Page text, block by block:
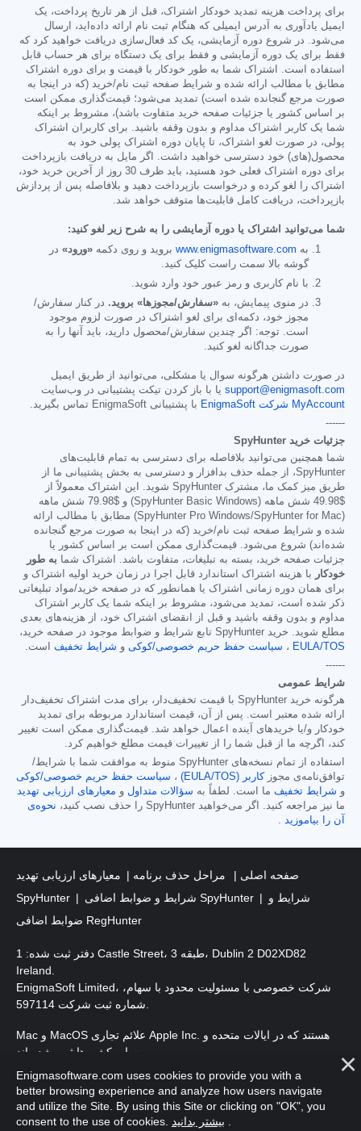
برای پرداخت هزینه تمدید خودکار اشتراک، قبل از هر تاریخ پرداخت، یک
ایمیل یادآوری به آدرس ایمیلی که هنگام ثبت نام ارائه داده‌اید، ارسال
می‌شود. در شروع دوره آزمایشی، یک کد فعال‌سازی دریافت خواهید کرد که
فقط برای یک دوره آزمایشی و فقط برای یک دستگاه برای هر حساب قابل
استفاده است. اشتراک شما به طور خودکار با قیمت و برای دوره اشتراک
مطابق با مطالب ارائه شده و شرایط صفحه ثبت نام/خرید (که در اینجا به
صورت مرجع گنجانده شده است) تمدید می‌شود؛ قیمت‌گذاری ممکن است
بر اساس کشور یا جزئیات صفحه خرید متفاوت باشد)، مشروط بر اینکه
شما یک کاربر اشتراک مداوم و بدون وقفه باشید. برای کاربران اشتراک
پولی، در صورت لغو اشتراک، تا پایان دوره اشتراک پولی خود به
محصول(های) خود دسترسی خواهید داشت. اگر مایل به دریافت بازپرداخت
برای دوره اشتراک فعلی خود هستید، باید ظرف 30 روز از آخرین خرید خود،
اشتراک را لغو کرده و درخواست بازپرداخت دهید و بلافاصله پس از پردازش
بازپرداخت، دریافت کامل قابلیت‌ها متوقف خواهد شد.
شما می‌توانید اشتراک یا دوره آزمایشی را به شرح زیر لغو کنید:
به www.enigmasoftware.com بروید و روی دکمه «ورود» در
گوشه بالا سمت راست کلیک کنید.
با نام کاربری و رمز عبور خود وارد شوید.
در منوی پیمایش، به «سفارش/مجوزها» بروید. در کنار سفارش/
مجوز خود، دکمه‌ای برای لغو اشتراک در صورت لزوم موجود
است. توجه: اگر چندین سفارش/محصول دارید، باید آنها را به
صورت جداگانه لغو کنید.
در صورت داشتن هرگونه سوال یا مشکلی، می‌توانید از طریق ایمیل
support@enigmasoft.com یا با باز کردن تیکت پشتیبانی در وب‌سایت
MyAccount شرکت EnigmaSoft
با پشتیبانی EnigmaSoft تماس بگیرید.
------
جزئیات خرید SpyHunter
شما همچنین می‌توانید بلافاصله برای دسترسی به تمام قابلیت‌های
SpyHunter، از جمله حذف بدافزار و دسترسی به بخش پشتیبانی ما از
طریق میز کمک ما، مشترک SpyHunter شوید. این اشتراک معمولاً از
$49.98
شش ماهه (SpyHunter Basic Windows) و $79.98
شش ماهه
(SpyHunter Pro Windows/SpyHunter for Mac) مطابق با مطالب ارائه
شده و شرایط صفحه ثبت نام/خرید (که در اینجا به صورت مرجع گنجانده
شده‌اند) شروع می‌شود. قیمت‌گذاری ممکن است بر اساس کشور یا
جزئیات صفحه خرید، بسته به تبلیغات، متفاوت باشد. اشتراک شما به طور
خودکار
با هزینه اشتراک استاندارد قابل اجرا در زمان خرید اولیه اشتراک و
برای همان دوره زمانی اشتراک یا همانطور که در صفحه خرید/مواد تبلیغاتی
ذکر شده است، تمدید می‌شود، مشروط بر اینکه شما یک کاربر اشتراک
مداوم و بدون وقفه باشید و قبل از انقضای اشتراک خود، از هزینه‌های بعدی
مطلع شوید. خرید SpyHunter تابع شرایط و ضوابط موجود در صفحه خرید،
EULA/TOS ، سیاست حفظ حریم خصوصی/کوکی و شرایط تخفیف است.
------
شرایط عمومی
هرگونه خرید SpyHunter با قیمت تخفیف‌دار، برای مدت اشتراک تخفیف‌دار
ارائه شده معتبر است. پس از آن، قیمت استاندارد مربوطه برای تمدید
خودکار و/یا خریدهای آینده اعمال خواهد شد. قیمت‌گذاری ممکن است تغییر
کند، اگرچه ما از قبل شما را از تغییرات قیمت مطلع خواهیم کرد.
استفاده از تمام نسخه‌های SpyHunter منوط به موافقت شما با شرایط/
توافق‌نامه‌ی مجوز کاربر (EULA/TOS) ، سیاست حفظ حریم خصوصی/کوکی
و شرایط تخفیف ما است. لطفاً به سؤالات متداول و معیارهای ارزیابی تهدید
ما نیز مراجعه کنید. اگر می‌خواهید SpyHunter را حذف نصب کنید،
نحوه‌ی
آن را بیاموزید .
صفحه اصلی مراحل حذف برنامه
معیارهای ارزیابی تهدید
SpyHunter
شرایط و ضوابط اضافی SpyHunter
شرایط و
ضوابط اضافی RegHunter
دفتر ثبت شده: 1 Castle Street، طبقه 3، Dublin 2 D02XD82
Ireland.
EnigmaSoft Limited، شرکت خصوصی با مسئولیت محدود با سهام،
Mac و MacOS علائم تجاری Apple Inc. هستند که در ایالات متحده و
حق چاپ 2016- 2025
Enigmasoftware.com uses cookies to provide you with a
better browsing experience and analyze how users navigate
and utilize the Site. By using this Site or clicking on "OK", you
consent to the use of cookies.
بیشتر بدانید